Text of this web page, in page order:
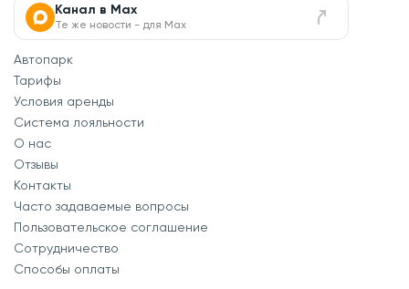
Канал в Max
Те же новости - для Max
Автопарк
Тарифы
Условия аренды
Система лояльности
О нас
Отзывы
Контакты
Часто задаваемые вопросы
Пользовательское соглашение
Сотрудничество
Способы оплаты